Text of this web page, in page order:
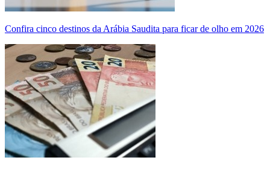
Confira cinco destinos da Arábia Saudita para ficar de olho em 2026